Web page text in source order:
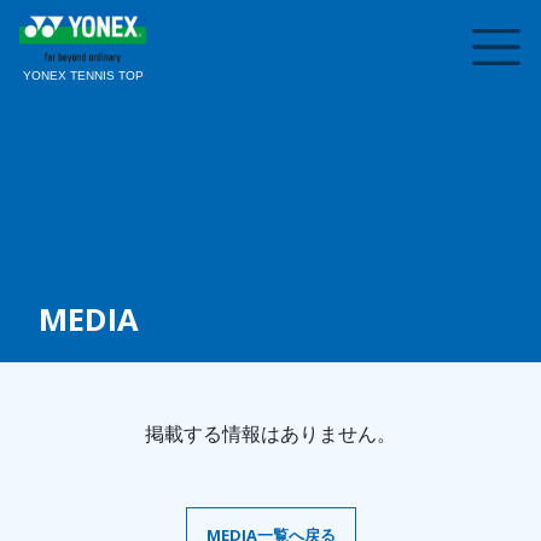
YONEX TENNIS TOP
MEDIA
掲載する情報はありません。
MEDIA一覧へ戻る